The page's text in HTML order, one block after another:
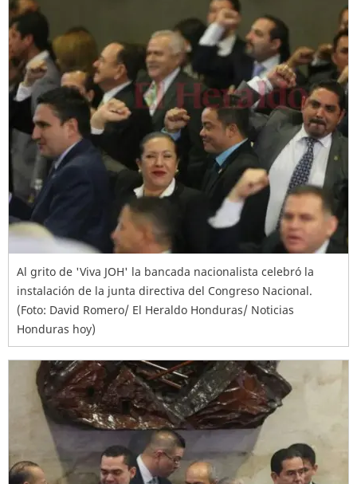
Al grito de 'Viva JOH' la bancada nacionalista celebró la
instalación de la junta directiva del Congreso Nacional.
(Foto: David Romero/ El Heraldo Honduras/ Noticias
Honduras hoy)